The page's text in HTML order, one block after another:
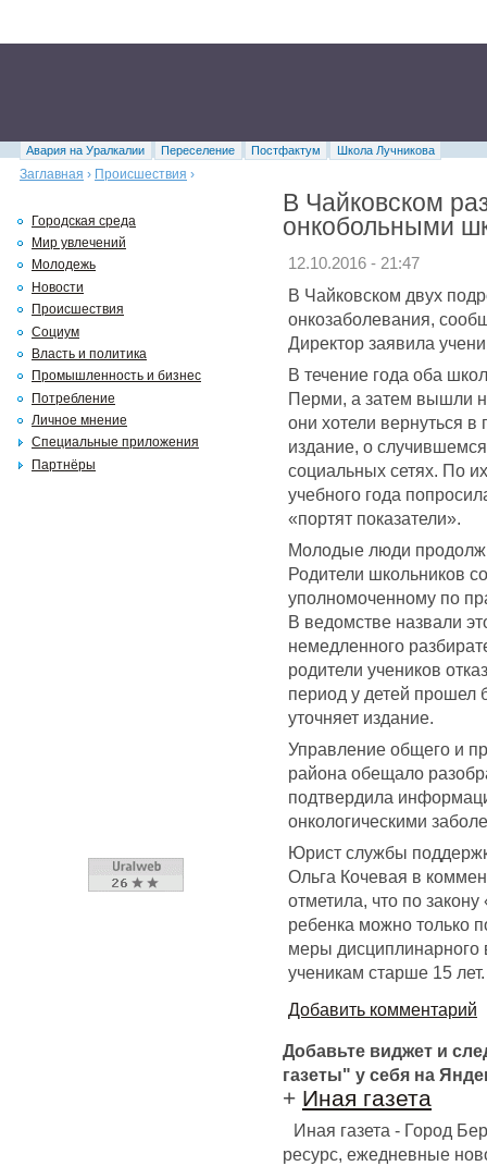
Авария на Уралкалии Переселение Постфактум
Школа Лучникова
Заглавная › Происшествия ›
В Чайковском
онкобольными
12.10.2016 - 21:47
В Чайковском двух
онкозаболевания,
Директор заявила
В течение года оба
Перми, а затем вышли
они хотели вернуться
издание, о
социальных сетях. По
учебного года
«портят показатели».
Молодые люди
Родители школьников
уполномоченному по
В ведомстве назвали
немедленного
родители учеников
период у детей прошел
уточняет издание.
Управление общего и
района обещало
подтвердила
онкологическими
Юрист службы
Ольга Кочевая в
отметила, что по
ребенка можно только
меры дисциплинарного
ученикам старше 15 лет.
Добавить комментарий
Добавьте виджет и
газеты" у себя на
+ Иная газета
Иная газета - Город
ресурс, ежедневные
Городская среда
Мир увлечений
Молодежь
Новости
Происшествия
Социум
Власть и политика
Промышленность и бизнес
Потребление
Личное мнение
Специальные приложения
Партнёры